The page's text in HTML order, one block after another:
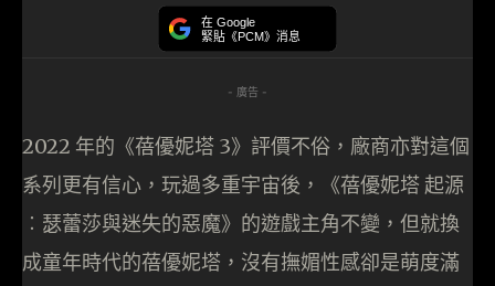
在 Google
緊貼《PCM》消息
- 廣告 -
2022 年的《蓓優妮塔 3》評價不俗，廠商亦對這個
系列更有信心，玩過多重宇宙後，《蓓優妮塔 起源
︰瑟蕾莎與迷失的惡魔》的遊戲主角不變，但就換
成童年時代的蓓優妮塔，沒有撫媚性感卻是萌度滿